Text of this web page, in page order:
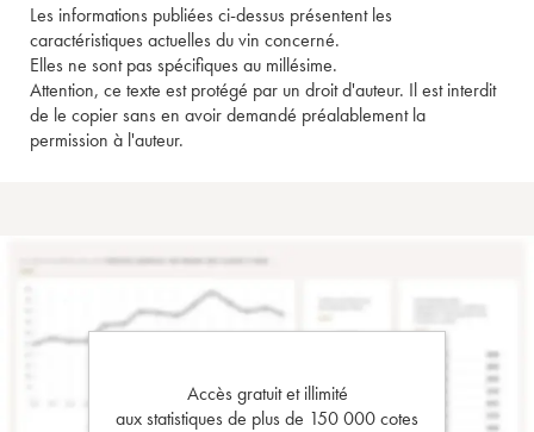
Les informations publiées ci-dessus présentent les
caractéristiques actuelles du vin concerné.
Elles ne sont pas spécifiques au millésime.
Attention, ce texte est protégé par un droit d'auteur. Il est interdit
de le copier sans en avoir demandé préalablement la
permission à l'auteur.
Accès gratuit et illimité
aux statistiques de plus de 150 000 cotes